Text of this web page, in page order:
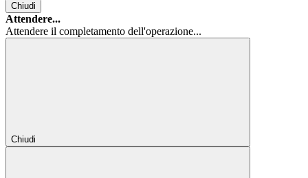
Chiudi
Attendere...
Attendere il completamento dell'operazione...
Chiudi